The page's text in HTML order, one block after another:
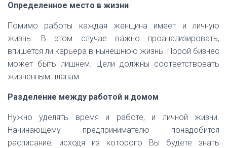
Определенное место в жизни
Помимо работы каждая женщина имеет и личную
жизнь. В этом случае важно проанализировать,
впишется ли карьера в нынешнюю жизнь. Порой бизнес
может быть лишнем. Цели должны соответствовать
жизненным планам.
Разделение между работой и домом
Нужно уделять время и работе, и личной жизни.
Начинающему предпринимателю понадобится
расписание, исходя из которого Вы будете знать